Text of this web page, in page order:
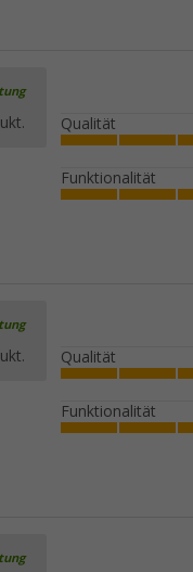
Qualität
Funktionalität
Qualität
Funktionalität